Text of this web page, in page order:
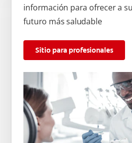
información para ofrecer a
futuro más saludable
Sitio para profesionales